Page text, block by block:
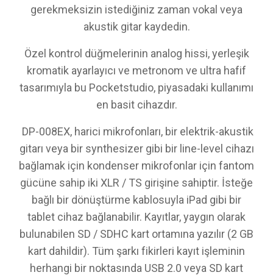
gerekmeksizin istediğiniz zaman vokal veya
akustik gitar kaydedin.
Özel kontrol düğmelerinin analog hissi, yerleşik
kromatik ayarlayıcı ve metronom ve ultra hafif
tasarımıyla bu Pocketstudio, piyasadaki kullanımı
en basit cihazdır.
DP-008EX, harici mikrofonları, bir elektrik-akustik
gitarı veya bir synthesizer gibi bir line-level cihazı
bağlamak için kondenser mikrofonlar için fantom
gücüne sahip iki XLR / TS girişine sahiptir. İsteğe
bağlı bir dönüştürme kablosuyla iPad gibi bir
tablet cihaz bağlanabilir. Kayıtlar, yaygın olarak
bulunabilen SD / SDHC kart ortamına yazılır (2 GB
kart dahildir). Tüm şarkı fikirleri kayıt işleminin
herhangi bir noktasında USB 2.0 veya SD kart